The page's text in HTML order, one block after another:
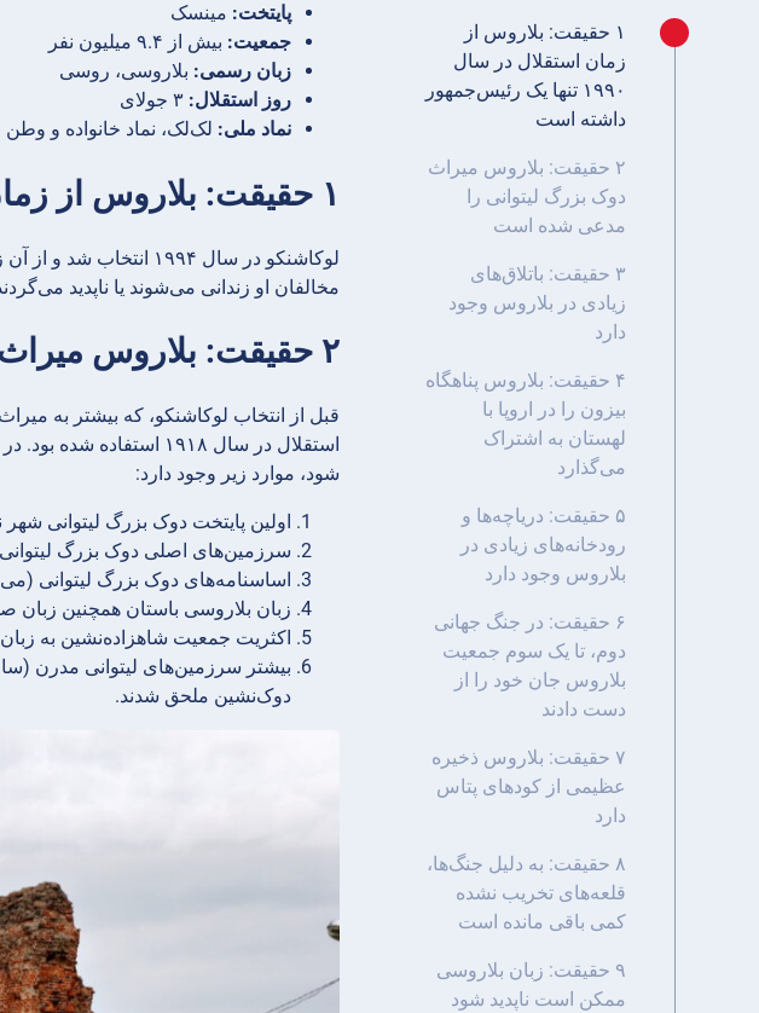
۱ حقیقت: بلاروس از
زمان استقلال در سال
۱۹۹۰ تنها یک رئیس‌جمهور
داشته است
۲ حقیقت: بلاروس میراث
دوک بزرگ لیتوانی را
مدعی شده است
۳ حقیقت: باتلاق‌های
زیادی در بلاروس وجود
دارد
۴ حقیقت: بلاروس پناهگاه
بیزون را در اروپا با
لهستان به اشتراک
می‌گذارد
۵ حقیقت: دریاچه‌ها و
رودخانه‌های زیادی در
بلاروس وجود دارد
۶ حقیقت: در جنگ جهانی
دوم، تا یک سوم جمعیت
بلاروس جان خود را از
دست دادند
۷ حقیقت: بلاروس ذخیره
عظیمی از کودهای پتاس
دارد
۸ حقیقت: به دلیل جنگ‌ها،
قلعه‌های تخریب نشده
کمی باقی مانده است
۹ حقیقت: زبان بلاروسی
ممکن است ناپدید شود
پایتخت: مینسک
جمعیت: بیش از ۹.۴ میلیون نفر
زبان رسمی: بلاروسی، روسی
روز استقلال:
نماد ملی: لک‌لک، نماد خانواده و وطن
۱ حقیقت: بلاروس از زمان استقلال در سال ۱۹۹۰ تنها یک رئیس‌جمهور داشته است
لوکاشنکو در سال
مخالفان او زندانی می‌شوند یا ناپدید
۲ حقیقت: بلاروس میراث دوک بزرگ لیتوانی را مدعی شده است
قبل از انتخاب لوکاشنکو، که بیشتر به
استقلال در سال ۱۹۱۸
شود، موارد زیر وجود دارد:
اولین پایتخت دوک بزرگ لیتوانی
سرزمین‌های اصلی دوک بزرگ لیتوانی
اساسنامه‌های دوک بزرگ لیتوانی
زبان بلاروسی باستان همچنین زبان
اکثریت جمعیت شاهزاده‌نشین به
دوک‌نشین ملحق شدند.